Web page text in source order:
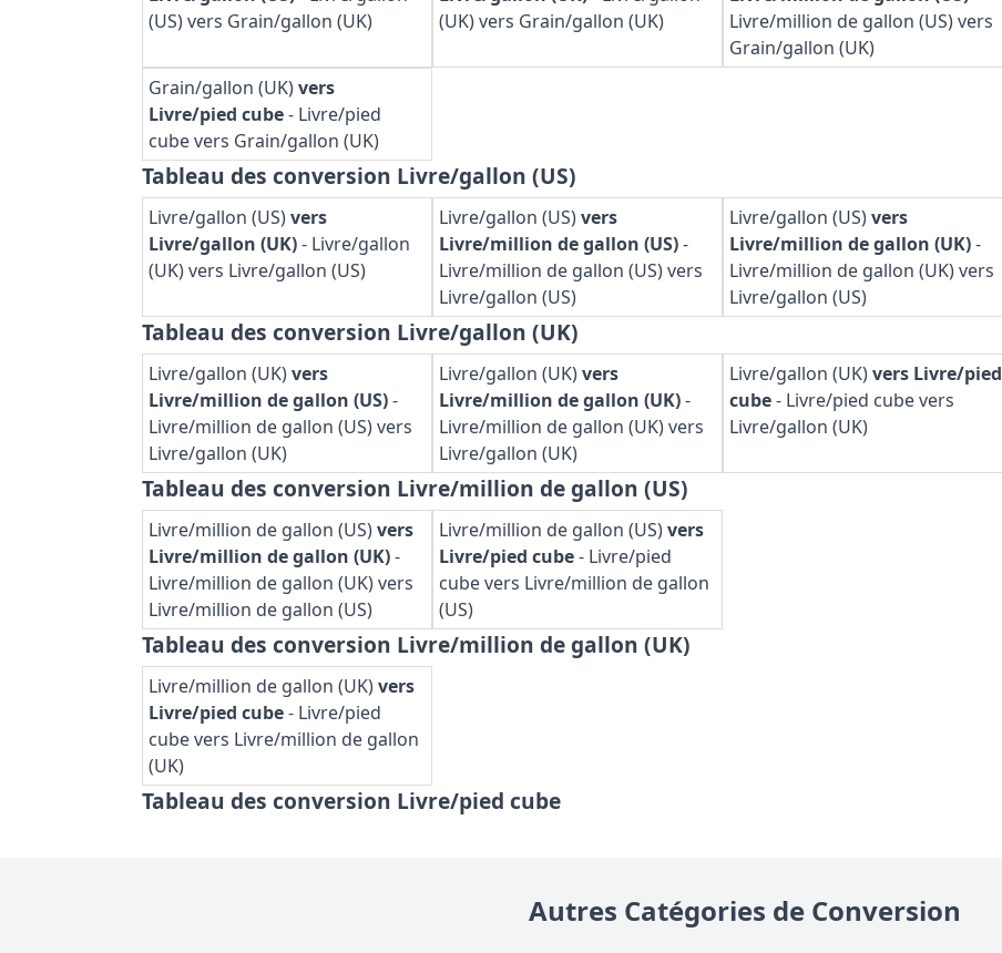
(US) vers Grain/gallon (UK)
(UK) vers Grain/gallon (UK)
Livre/million de gallon (US) vers
Grain/gallon (UK)
Grain/gallon (UK)vers
Livre/pied cube- Livre/pied
cube vers Grain/gallon (UK)
Tableau des conversion Livre/gallon (US)
Livre/gallon (US)vers
Livre/gallon (UK)- Livre/gallon
(UK) vers Livre/gallon (US)
Livre/gallon (US)vers
Livre/million de gallon (US)-
Livre/million de gallon (US) vers
Livre/gallon (US)
Livre/gallon (US)vers
Livre/million de gallon (UK)-
Livre/million de gallon (UK) vers
Livre/gallon (US)
Tableau des conversion Livre/gallon (UK)
Livre/gallon (UK)vers
Livre/million de gallon (US)-
Livre/million de gallon (US) vers
Livre/gallon (UK)
Livre/gallon (UK)vers
Livre/million de gallon (UK)-
Livre/million de gallon (UK) vers
Livre/gallon (UK)
Livre/gallon (UK)vers Livre/pied
cube- Livre/pied cube vers
Livre/gallon (UK)
Tableau des conversion Livre/million de gallon (US)
Livre/million de gallon (US)vers
Livre/million de gallon (UK)-
Livre/million de gallon (UK) vers
Livre/million de gallon (US)
Livre/million de gallon (US)vers
Livre/pied cube- Livre/pied
cube vers Livre/million de gallon
(US)
Tableau des conversion Livre/million de gallon (UK)
Livre/million de gallon (UK)vers
Livre/pied cube- Livre/pied
cube vers Livre/million de gallon
(UK)
Tableau des conversion Livre/pied cube
Autres Catégories de Conversion